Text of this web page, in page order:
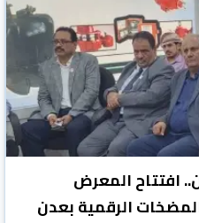
افتتاح المعرض
الرقمية بعدن